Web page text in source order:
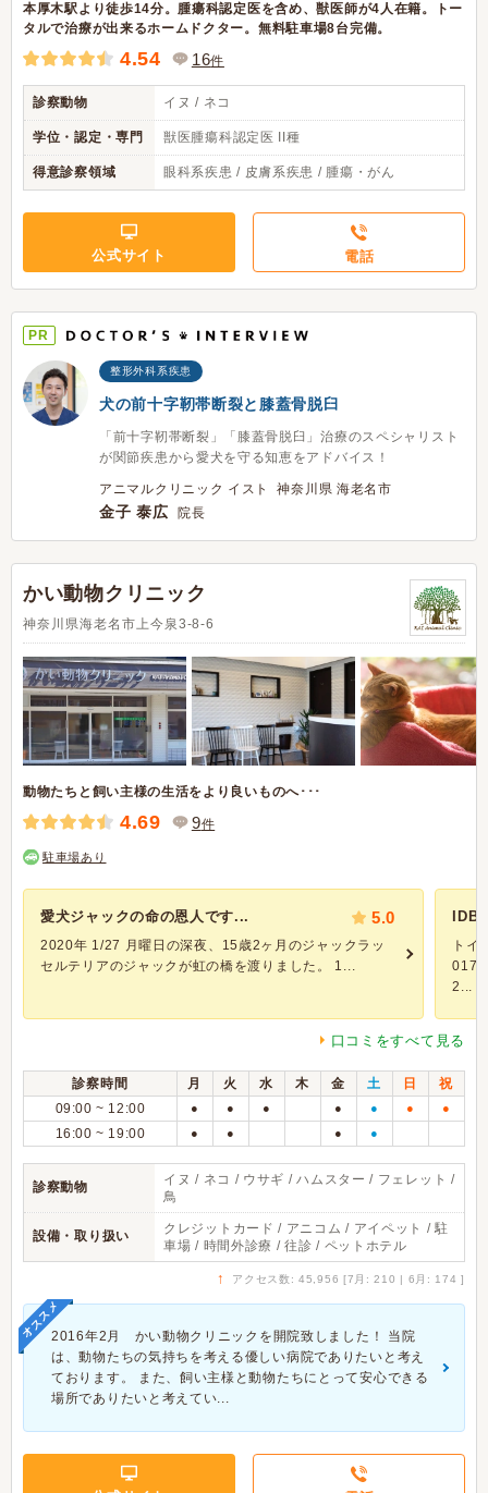
本厚木駅より徒歩14分。腫瘍科認定医を含め、獣医師が4人在籍。トー
タルで治療が出来るホームドクター。無料駐車場8台完備。
4.54 16件
診察動物 イヌ / ネコ
学位・認定・専門 獣医腫瘍科認定医 II種
得意診察領域 眼科系疾患 / 皮膚系疾患 / 腫瘍・がん
公式サイト 電話
PR
整形外科系疾患
犬の前十字靭帯断裂と膝蓋骨脱臼
「前十字靭帯断裂」「膝蓋骨脱臼」治療のスペシャリスト
が関節疾患から愛犬を守る知恵をアドバイス！
アニマルクリニック イスト 神奈川県 海老名市
金子 泰広 院長
かい動物クリニック
神奈川県海老名市上今泉3-8-6
動物たちと飼い主様の生活をより良いものへ･･･
4.69 9件
駐車場あり
愛犬ジャックの命の恩人です... 5.0
2020年 1/27 月曜日の深夜、15歳2ヶ月のジャックラッ
セルテリアのジャックが虹の橋を渡りました。 1...
IDB
トイ
017
2...
口コミをすべて見る
診察時間 月 火 水 木 金 土 日
祝
09:00 ~ 12:00
● ● ● ● ● ● ●
16:00 ~ 19:00 ● ● ● ●
診察動物
イヌ / ネコ / ウサギ / ハムスター / フェレット /
鳥
設備・取り扱い
クレジットカード / アニコム / アイペット / 駐
車場 / 時間外診療 / 往診 / ペットホテル
↑ アクセス数: 45,956 [7月: 210 | 6月: 174 ]
オススメ2016年2月 かい動物クリニックを開院致しました！ 当院
は、動物たちの気持ちを考える優しい病院でありたいと考え
ております。 また、飼い主様と動物たちにとって安心できる
場所でありたいと考えてい...